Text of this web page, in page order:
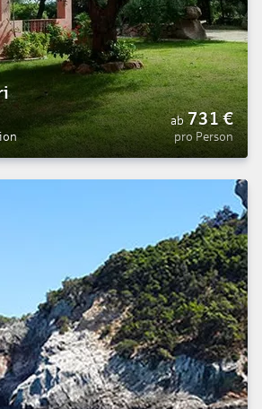
ab 731€
pro Person